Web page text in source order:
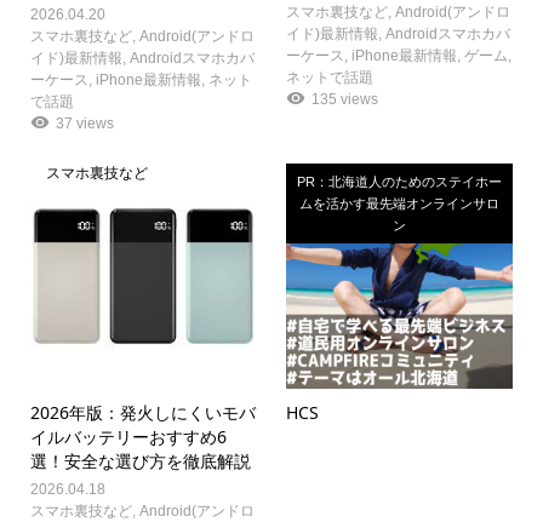
2026.04.20
スマホ裏技など, Android(アンドロ
イド)最新情報 Androidスマホカバ
ーケース
iPhone最新情報 ネット
で話題
37 views
スマホ裏技など ,Android(アンドロ
イド)最新情報 ,Androidスマホカバ
ーケース
iPhone最新情報 ,ゲーム
ネットで話題
135 views
スマホ裏技など
2026年版：発火しにくいモバ
イルバッテリーおすすめ6
選！安全な選び方を徹底解説
2026.04.18
スマホ裏技など, Android(アンドロ
PR：北海道人のためのステイホー
ムを活かす最先端オンラインサロ
ン
HCS